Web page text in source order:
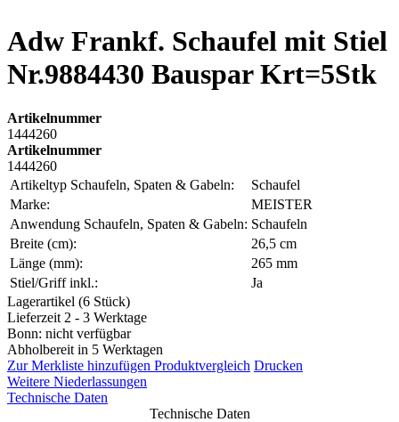
Adw Frankf. Schaufel mit Stiel
Nr.9884430 Bauspar Krt=5Stk
Artikelnummer
1444260
Artikelnummer
1444260
Artikeltyp Schaufeln, Spaten & Gabeln:
Schaufel
Marke:
MEISTER
Anwendung Schaufeln, Spaten & Gabeln: Schaufeln
Breite (cm):
26,5 cm
Länge (mm):
265 mm
Stiel/Griff inkl.:
Ja
Lagerartikel (6 Stück)
Lieferzeit 2 - 3 Werktage
Bonn: nicht verfügbar
Abholbereit in 5 Werktagen
Zur Merkliste hinzufügen Produktvergleich Drucken
Weitere Niederlassungen
Technische Daten
Technische Daten